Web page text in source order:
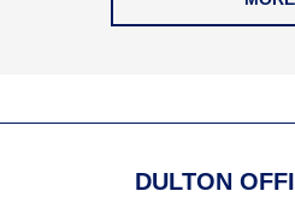
DULTON